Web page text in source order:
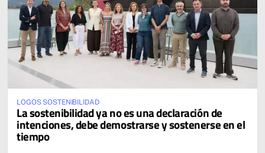
LOGOS SOSTENIBILIDAD
La sostenibilidad ya no es una declaración de
intenciones, debe demostrarse y sostenerse en el
tiempo